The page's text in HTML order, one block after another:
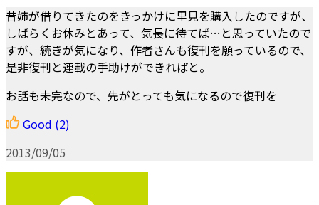
昔姉が借りてきたのをきっかけに里見を購入したのですが、
しばらくお休みとあって、気長に待てば…と思っていたので
すが、続きが気になり、作者さんも復刊を願っているので、
是非復刊と連載の手助けができればと。
お話も未完なので、先がとっても気になるので復刊を
Good (2)
2013/09/05